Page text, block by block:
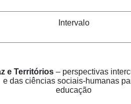
Intervalo
e Territórios– perspectivas
e das ciências sociais-humanas
educação